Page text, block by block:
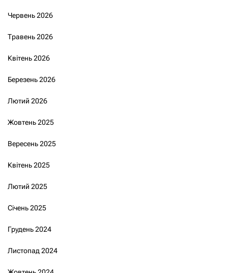
Червень 2026
Травень 2026
Квітень 2026
Березень 2026
Лютий 2026
Жовтень 2025
Вересень 2025
Квітень 2025
Лютий 2025
Січень 2025
Грудень 2024
Листопад 2024